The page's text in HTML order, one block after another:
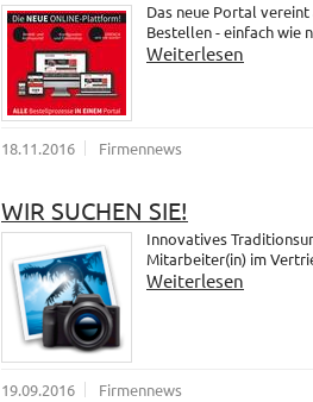
Das neue Portal
Bestellen - einfach wie
Weiterlesen
18.11.2016 Firmennews
WIR SUCHEN SIE!
Innovatives
Mitarbeiter(in) im
Weiterlesen
19.09.2016 Firmennews